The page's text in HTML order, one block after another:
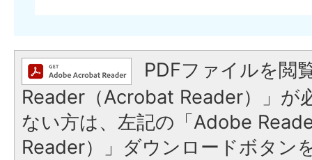
PDFファイルを閲
Reader（Acrobat Reader）」が
ない方は、左記の「Adobe
Reader）」ダウンロードボタン